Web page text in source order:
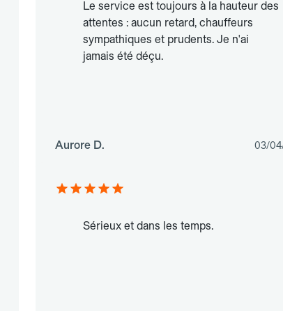
Le service est toujours à la hauteur des
attentes : aucun retard, chauffeurs
sympathiques et prudents. Je n'ai
jamais été déçu.
Aurore D. 03/
Sérieux et dans les temps.